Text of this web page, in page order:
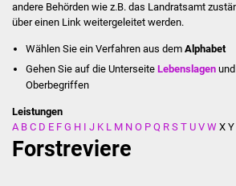
andere Behörden wie z.B. das Landratsamt
über einen Link weitergeleitet werden.
Wählen Sie ein Verfahren aus dem Alphabet
Gehen Sie auf die UnterseiteLebenslagen
Oberbegriffen
Leistungen
A B C D E F G H I J K L M N O P Q R S T U V W X Y
Forstreviere